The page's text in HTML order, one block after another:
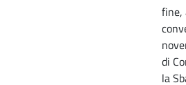
fine,
di
la